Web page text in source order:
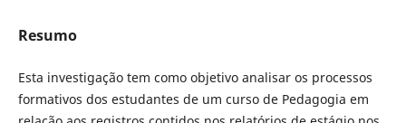
Resumo
Esta investigação tem como objetivo analisar os processos
formativos dos estudantes de um curso de Pedagogia em